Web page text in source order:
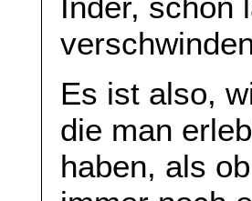
Es ist also,
die man
haben, als